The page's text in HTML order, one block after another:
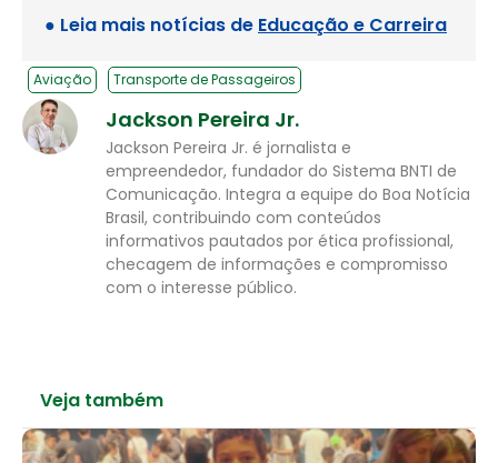
● Leia mais notícias de Educação e Carreira
Aviação Transporte de Passageiros
Jackson Pereira Jr.
Jackson Pereira Jr. é jornalista e
empreendedor, fundador do Sistema BNTI de
Comunicação. Integra a equipe do Boa Notícia
Brasil, contribuindo com conteúdos
informativos pautados por ética profissional,
checagem de informações e compromisso
com o interesse público.
Veja também